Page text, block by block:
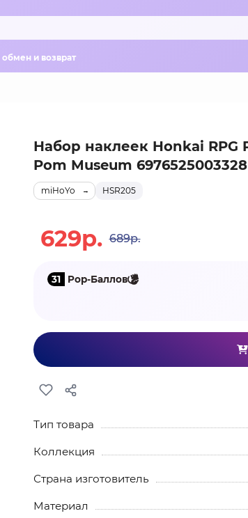
и возврат
Набор наклеек Honkai RPG
Pom Museum 6976525003328
HSR205
miHoYo
629р. 689р.
31 Pop-Баллов
Тип товара
Коллекция
Страна изготовитель
Материал